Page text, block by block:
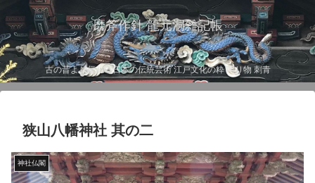
磨斧作針 龍元洞雑記帳
古の昔より伝わる日本の伝統芸術 江戸文化の粋 彫り物 刺青
狭山八幡神社 其の二
神社仏閣